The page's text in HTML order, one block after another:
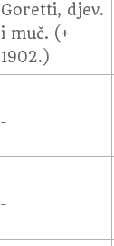
Goretti, djev.
i muč. (+
1902.)